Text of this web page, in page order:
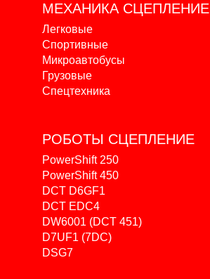
МЕХАНИКА СЦЕПЛЕНИЕ
Легковые
Спортивные
Микроавтобусы
Грузовые
Спецтехника
РОБОТЫ СЦЕПЛЕНИЕ
PowerShift 250
PowerShift 450
DCT D6GF1
DCT EDC4
DW6001 (DCT 451)
D7UF1 (7DC)
DSG7